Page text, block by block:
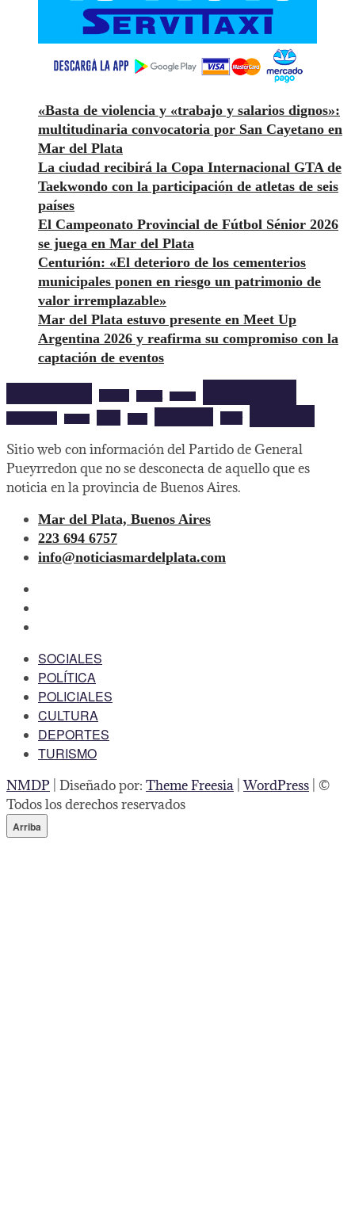
«Basta de violencia y «trabajo y salarios dignos»:
multitudinaria convocatoria por San Cayetano en
Mar del Plata
La ciudad recibirá la Copa Internacional GTA de
Taekwondo con la participación de atletas de seis
países
El Campeonato Provincial de Fútbol Sénior 2026
se juega en Mar del Plata
Centurión: «El deterioro de los cementerios
municipales ponen en riesgo un patrimonio de
valor irremplazable»
Mar del Plata estuvo presente en Meet Up
Argentina 2026 y reafirma su compromiso con la
captación de eventos
Sitio web con información del Partido de General
Pueyrredon que no se desconecta de aquello que es
noticia en la provincia de Buenos Aires.
Mar del Plata, Buenos Aires
223 694 6757
info@noticiasmardelplata.com
SOCIALES
POLÍTICA
POLICIALES
CULTURA
DEPORTES
TURISMO
NMDP | Diseñado por: Theme Freesia |WordPress | ©
Todos los derechos reservados
Arriba